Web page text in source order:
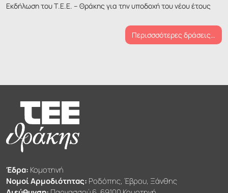
Εκδήλωση του Τ.Ε.Ε. – Θράκης για την υποδοχή του νέου έτους
Περισσσότερες δράσεις…
Έδρα: Κομοτηνή
Νομοί Αρμοδιότητας: Ροδόπης, Έβρου, Ξάνθης